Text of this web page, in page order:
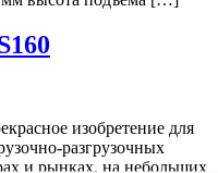
изобретение для
разгрузочных
и рынках, на небольших